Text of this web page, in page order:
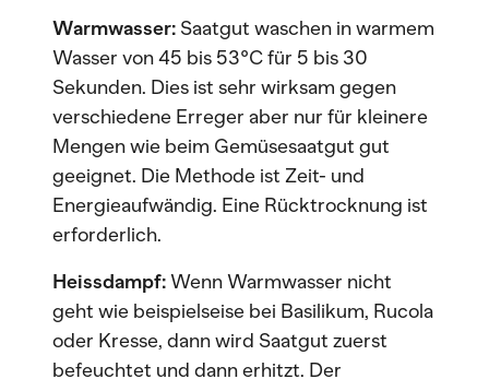
Warmwasser: Saatgut waschen in warmem
Wasser von 45 bis 53°C für 5 bis 30
Sekunden. Dies ist sehr wirksam gegen
verschiedene Erreger aber nur für kleinere
Mengen wie beim Gemüsesaatgut gut
geeignet. Die Methode ist Zeit- und
Energieaufwändig. Eine Rücktrocknung ist
erforderlich.
Heissdampf:Wenn Warmwasser nicht
geht wie beispielseise bei Basilikum, Rucola
oder Kresse, dann wird Saatgut zuerst
befeuchtet und dann erhitzt. Der